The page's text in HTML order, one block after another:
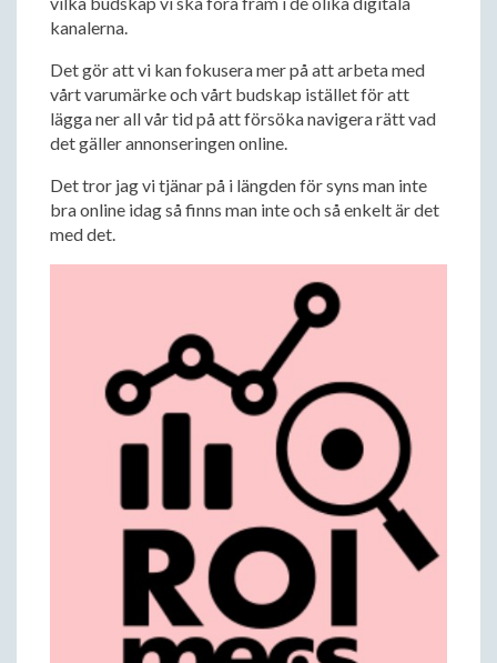
kanalerna.
Det gör att vi kan fokusera mer på att arbeta med
vårt varumärke och vårt budskap istället för att
lägga ner all vår tid på att försöka navigera rätt vad
det gäller annonseringen online.
Det tror jag vi tjänar på i längden för syns man inte
bra online idag så finns man inte och så enkelt är det
med det.